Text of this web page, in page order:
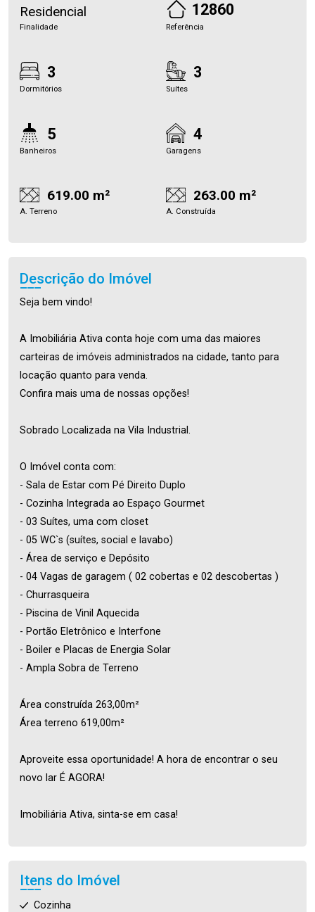
Residencial
Finalidade
12860
Referência
3
Dormitórios
3
Suítes
5
Banheiros
4
Garagens
619.00 m²
A. Terreno
263.00 m²
A. Construída
Descrição do Imóvel
Seja bem vindo!
A Imobiliária Ativa conta hoje com uma das maiores
carteiras de imóveis administrados na cidade, tanto para
locação quanto para venda.
Confira mais uma de nossas opções!
Sobrado Localizada na Vila Industrial.
O Imóvel conta com:
- Sala de Estar com Pé Direito Duplo
- Cozinha Integrada ao Espaço Gourmet
- 03 Suítes, uma com closet
- 05 WC`s (suítes, social e lavabo)
- Área de serviço e Depósito
- 04 Vagas de garagem ( 02 cobertas e 02 descobertas )
- Churrasqueira
- Piscina de Vinil Aquecida
- Portão Eletrônico e Interfone
- Boiler e Placas de Energia Solar
- Ampla Sobra de Terreno
Área construída 263,00m²
Área terreno 619,00m²
Aproveite essa oportunidade! A hora de encontrar o seu
novo lar É AGORA!
Imobiliária Ativa, sinta-se em casa!
Itens do Imóvel
Cozinha